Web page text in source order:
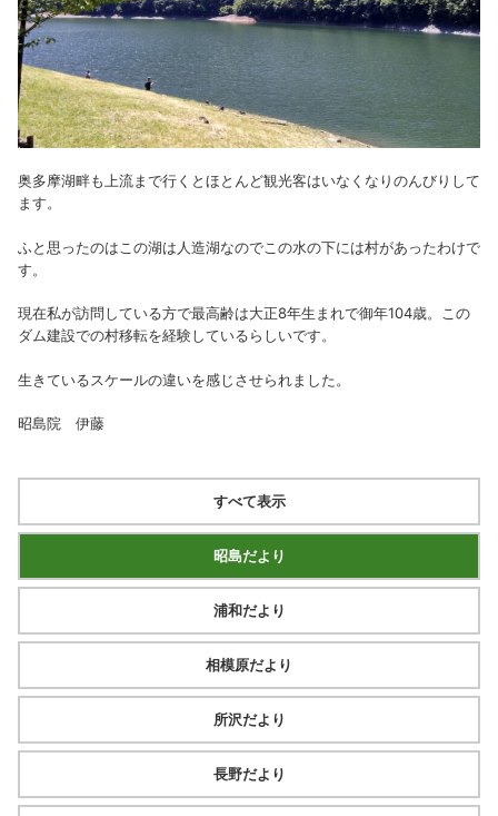
奥多摩湖畔も上流まで行くとほとんど観光客はいなくなりのんびりして
ます。
ふと思ったのはこの湖は人造湖なのでこの水の下には村があったわけで
す。
現在私が訪問している方で最高齢は大正8年生まれで御年104歳。この
ダム建設での村移転を経験しているらしいです。
生きているスケールの違いを感じさせられました。
昭島院 伊藤
すべて表示
昭島だより
浦和だより
相模原だより
所沢だより
長野だより